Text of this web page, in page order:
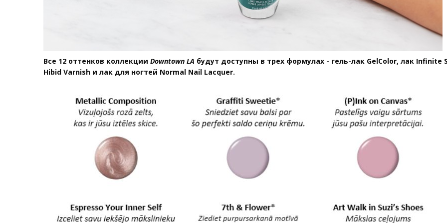
Все 12 оттенков коллекции Downtown LA будут доступны в трех формулах - гель-лак GelColor, лак Infinite
Hibid Varnish и лак для ногтей Normal Nail Lacquer.